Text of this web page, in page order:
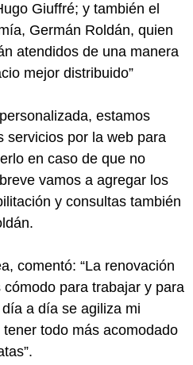
Giuffré; y también el
Germán Roldán, quien
atendidos de una manera
mejor distribuido”
estamos
servicios por la web para
en caso de que no
vamos a agregar los
y consultas también
comentó: “La renovación
para trabajar y para
a día se agiliza mi
todo más acomodado